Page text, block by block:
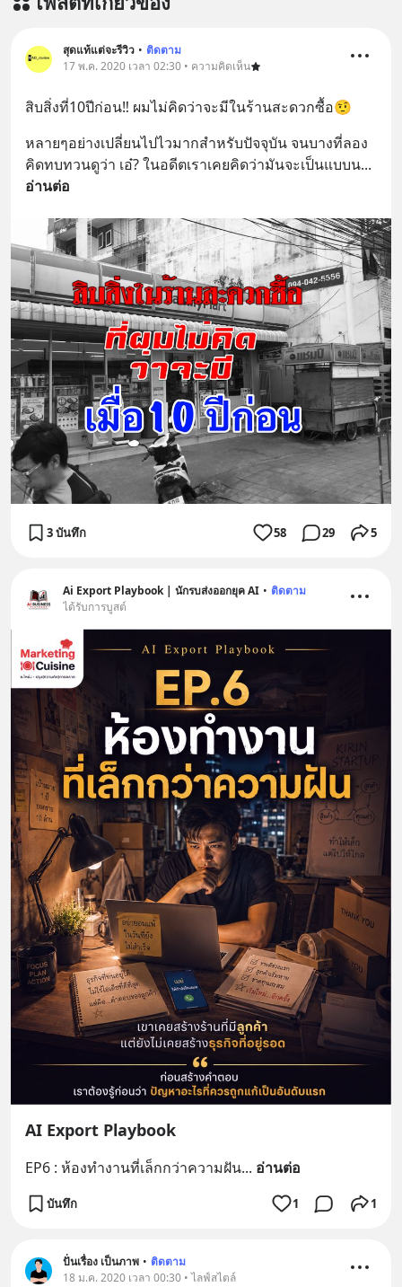
สุดแท้แต่จะรีวิว • ติดตาม
17 พ.ค. 2020 เวลา 02:30 • ความคิดเห็น
สิบสิ่งที่10ปีก่อน‼️ ผมไม่คิดว่าจะมีในร้านสะดวกซื้อ🤨
หลายๆอย่างเปลี่ยนไปไวมากสำหรับปัจจุบัน จนบางที่ลอง
คิดทบทวนดูว่า เอ๋? ในอดีตเราเคยคิดว่ามันจะเป็นแบบน
อ่านต่อ
3 บันทึก 58 29 5
Ai Export Playbook | นักรบส่งออกยุค AI • ติดตาม
ได้รับการบูสต์
AI Export Playbook
EP6 : ห้องทำงานที่เล็กกว่าความฝัน... อ่านต่อ
บันทึก 1 1
ปั่นเรื่อง เป็นภาพ • ติดตาม
18 ม.ค. 2020 เวลา 00:30 • ไลฟ์สไตล์